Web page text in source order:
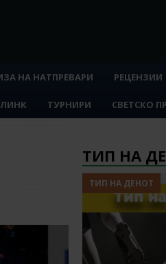
НА НАТПРЕВАРИ РЕЦЕНЗИИ
ЛИНК ТУРНИРИ СВЕТСКО
ТИП НА
ТИП НА ДЕНОТ